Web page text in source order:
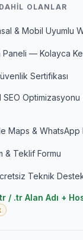
OLANLAR
& Mobil Uyumlu
Paneli — Kolayca
Sertifikası
SEO
Maps & WhatsApp
& Teklif Formu
Teknik
/ .tr Alan Adı +